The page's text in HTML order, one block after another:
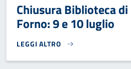
Chiusura Biblioteca di
Forno: 9 e 10 luglio
LEGGI ALTRO
CHIUSURA BIBLIOTECA DI